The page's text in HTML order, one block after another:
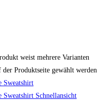
weist mehrere Varianten
Produktseite gewählt werden
Schnellansicht